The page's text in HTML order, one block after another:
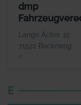
dmp
Lange Äcker 15
71522 Backnang
DMP
Herr Dominic
www.dmp-
E